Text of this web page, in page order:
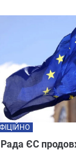
Рада ЄС